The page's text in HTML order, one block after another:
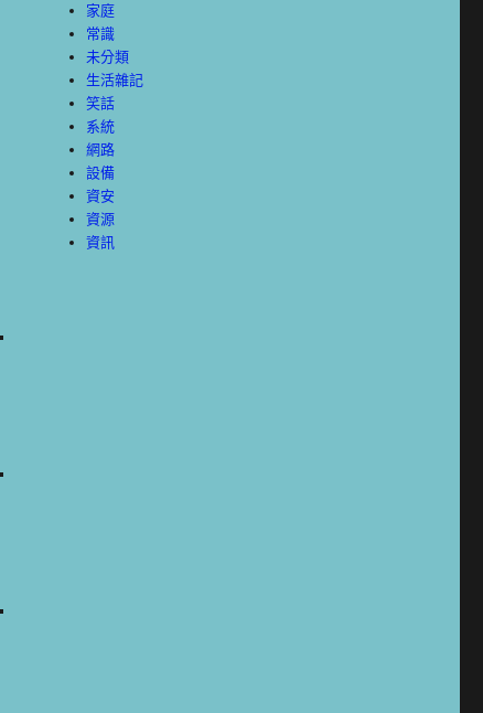
家庭
常識
未分類
生活雜記
笑話
系統
網路
設備
資安
資源
資訊